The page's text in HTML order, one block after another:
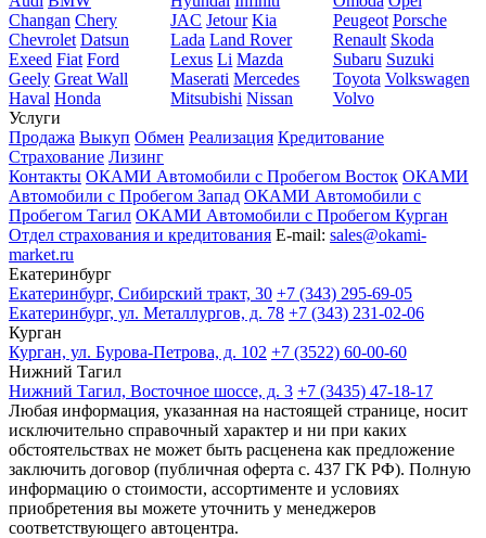
Changan Chery
Chevrolet Datsun
Exeed Fiat Ford
Geely Great Wall
Haval Honda
JAC Jetour Kia
Lada Land Rover
Lexus Li Mazda
Maserati Mercedes
Mitsubishi Nissan
Peugeot Porsche
Renault Skoda
Subaru Suzuki
Toyota Volkswagen
Volvo
Услуги
Продажа Выкуп Обмен Реализация Кредитование
Страхование Лизинг
Контакты ОКАМИ Автомобили с Пробегом Восток ОКАМИ
Автомобили с Пробегом Запад ОКАМИ Автомобили с
Пробегом Тагил ОКАМИ Автомобили с Пробегом Курган
Отдел страхования и кредитования E-mail: sales@okami-
market.ru
Екатеринбург
Екатеринбург, Сибирский тракт, 30 +7 (343) 295-69-05
Екатеринбург, ул. Металлургов, д. 78 +7 (343) 231-02-06
Курган
Курган, ул. Бурова-Петрова, д. 102 +7 (3522) 60-00-60
Нижний Тагил
Нижний Тагил, Восточное шоссе, д. 3 +7 (3435) 47-18-17
Любая информация, указанная на настоящей странице, носит
исключительно справочный характер и ни при каких
обстоятельствах не может быть расценена как предложение
заключить договор (публичная оферта с. 437 ГК РФ). Полную
информацию о стоимости, ассортименте и условиях
приобретения вы можете уточнить у менеджеров
соответствующего автоцентра.